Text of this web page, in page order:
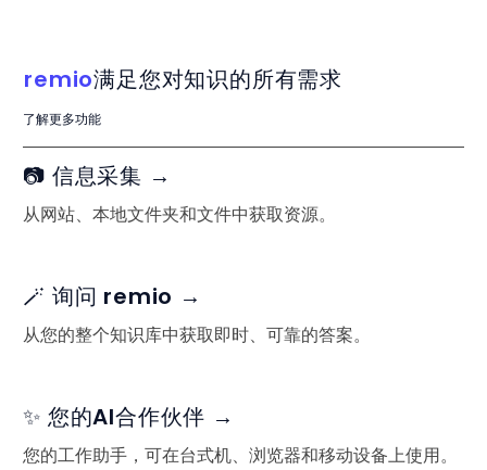
remio满足您对知识的所有需求
了解更多功能
📷 信息采集 →
从网站、本地文件夹和文件中获取资源。
🪄 询问 remio →
从您的整个知识库中获取即时、可靠的答案。
✨ 您的AI合作伙伴 →
您的工作助手，可在台式机、浏览器和移动设备上使用。